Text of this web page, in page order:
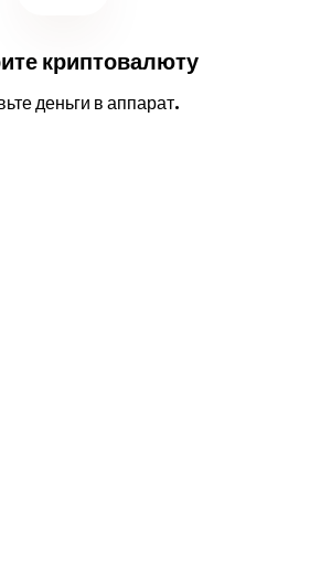
криптовалюту
деньги в аппарат.